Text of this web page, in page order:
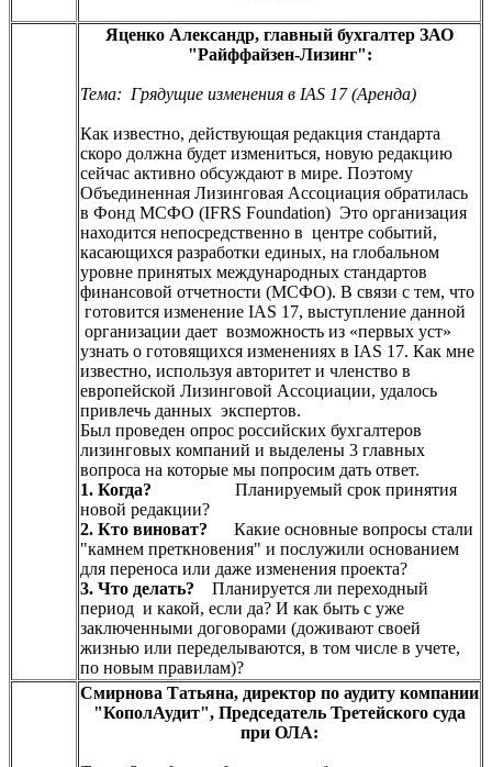
Яценко Александр, главный бухгалтер ЗАО
"Райффайзен-Лизинг":
Тема: Грядущие изменения в IAS 17 (Аренда)
Как известно, действующая редакция стандарта
скоро должна будет измениться, новую редакцию
сейчас активно обсуждают в мире. Поэтому
Объединенная Лизинговая Ассоциация обратилась
в Фонд МСФО (IFRS Foundation) Это организация
находится непосредственно в центре событий,
касающихся разработки единых, на глобальном
уровне принятых международных стандартов
финансовой отчетности (МСФО). В связи с тем, что
готовится изменение IAS 17, выступление данной
организации дает возможность из «первых уст»
узнать о готовящихся изменениях в IAS 17. Как мне
известно, используя авторитет и членство в
европейской Лизинговой Ассоциации, удалось
привлечь данных экспертов.
Был проведен опрос российских бухгалтеров
лизинговых компаний и выделены 3 главных
вопроса на которые мы попросим дать ответ.
1. Когда? Планируемый срок принятия
новой редакции?
2. Кто виноват?
Какие основные вопросы стали
"камнем преткновения" и послужили основанием
для переноса или даже изменения проекта?
3. Что делать? Планируется ли переходный
период и какой, если да? И как быть с уже
заключенными договорами (доживают своей
жизнью или переделываются, в том числе в учете,
по новым правилам)?
Смирнова Татьяна, директор по аудиту компании
"КополАудит", Председатель Третейского суда
при ОЛА: